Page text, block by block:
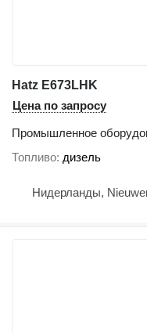
Hatz E673LHK
Цена по запросу
Промышленное
Топливо дизель
Нидерланды,